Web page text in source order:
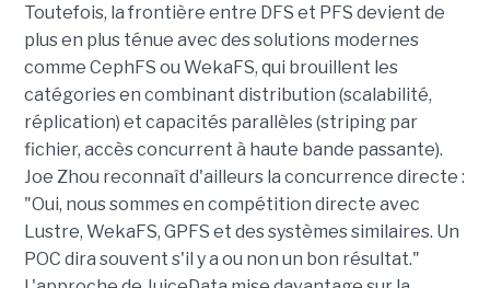
Toutefois, la frontière entre DFS et PFS devient de
plus en plus ténue avec des solutions modernes
comme CephFS ou WekaFS, qui brouillent les
catégories en combinant distribution (scalabilité,
réplication) et capacités parallèles (striping par
fichier, accès concurrent à haute bande passante).
Joe Zhou reconnaît d'ailleurs la concurrence directe :
"Oui, nous sommes en compétition directe avec
Lustre, WekaFS, GPFS et des systèmes similaires. Un
POC dira souvent s'il y a ou non un bon résultat."